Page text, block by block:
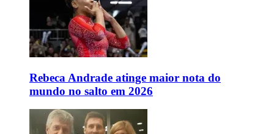
Rebeca Andrade atinge maior nota do
mundo no salto em 2026